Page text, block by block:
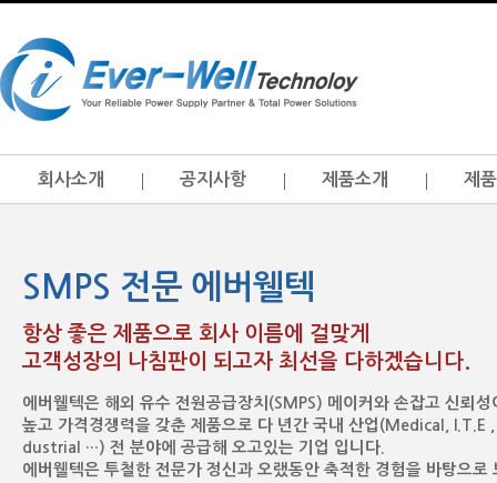
회사소개 공지사항 제품소개 제
SMPS 전문 에버웰텍
항상 좋은 제품으로 회사 이름에 걸맞게
고객성장의 나침판이 되고자 최선을 다하겠습니다.
에버웰텍은 해외 유수 전원공급장치(SMPS) 메이커와 손잡고 신뢰성
높고 가격경쟁력을 갖춘 제품으로 다 년간 국내 산업(Medical, I.T.E
dustrial …) 전 분야에 공급해 오고있는 기업 입니다.
에버웰텍은 투철한 전문가 정신과 오랬동안 축적한 경험을 바탕으로